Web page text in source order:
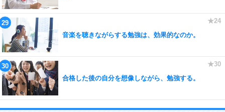
音楽を聴きながらする勉強は、効果的なのか。
合格した後の自分を想像しながら、勉強する。